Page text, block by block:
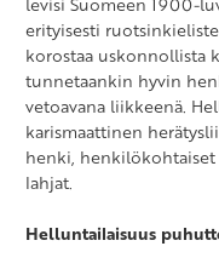
erityisesti
korostaa uskonnollista
tunnetaankin hyvin
vetoavana liikkeenä.
karismaattinen
henki,
lahjat.
Helluntailaisuus